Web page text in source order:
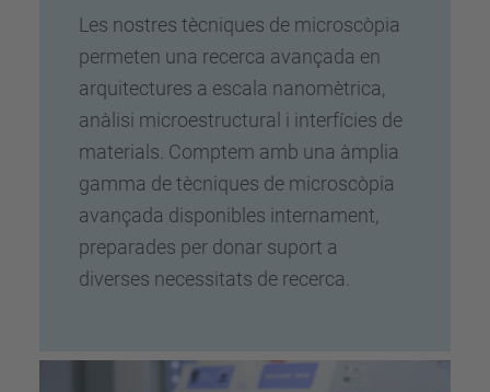
Les nostres tècniques de microscòpia
permeten una recerca avançada en
arquitectures a escala nanomètrica,
anàlisi microestructural i interfícies de
materials. Comptem amb una àmplia
gamma de tècniques de microscòpia
avançada disponibles internament,
preparades per donar suport a
diverses necessitats de recerca.